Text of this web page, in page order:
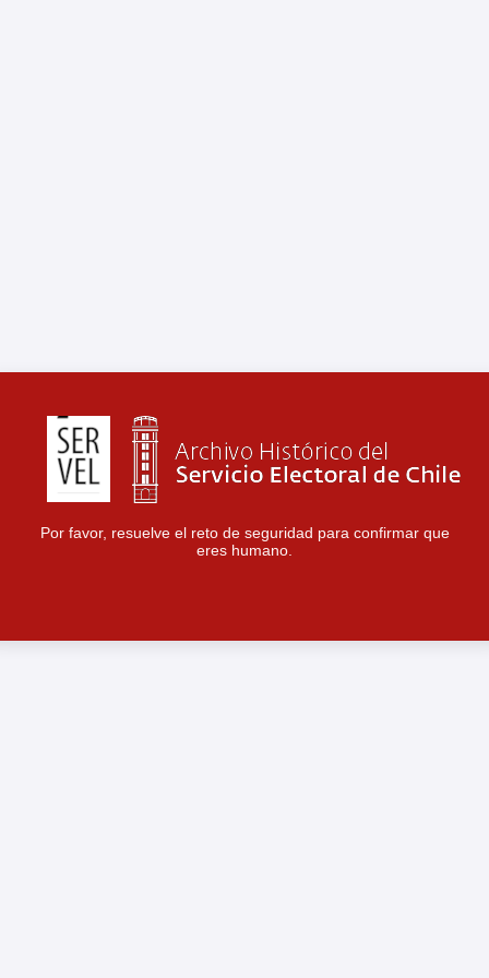
Por favor, resuelve el reto de seguridad para confirmar que
eres humano.